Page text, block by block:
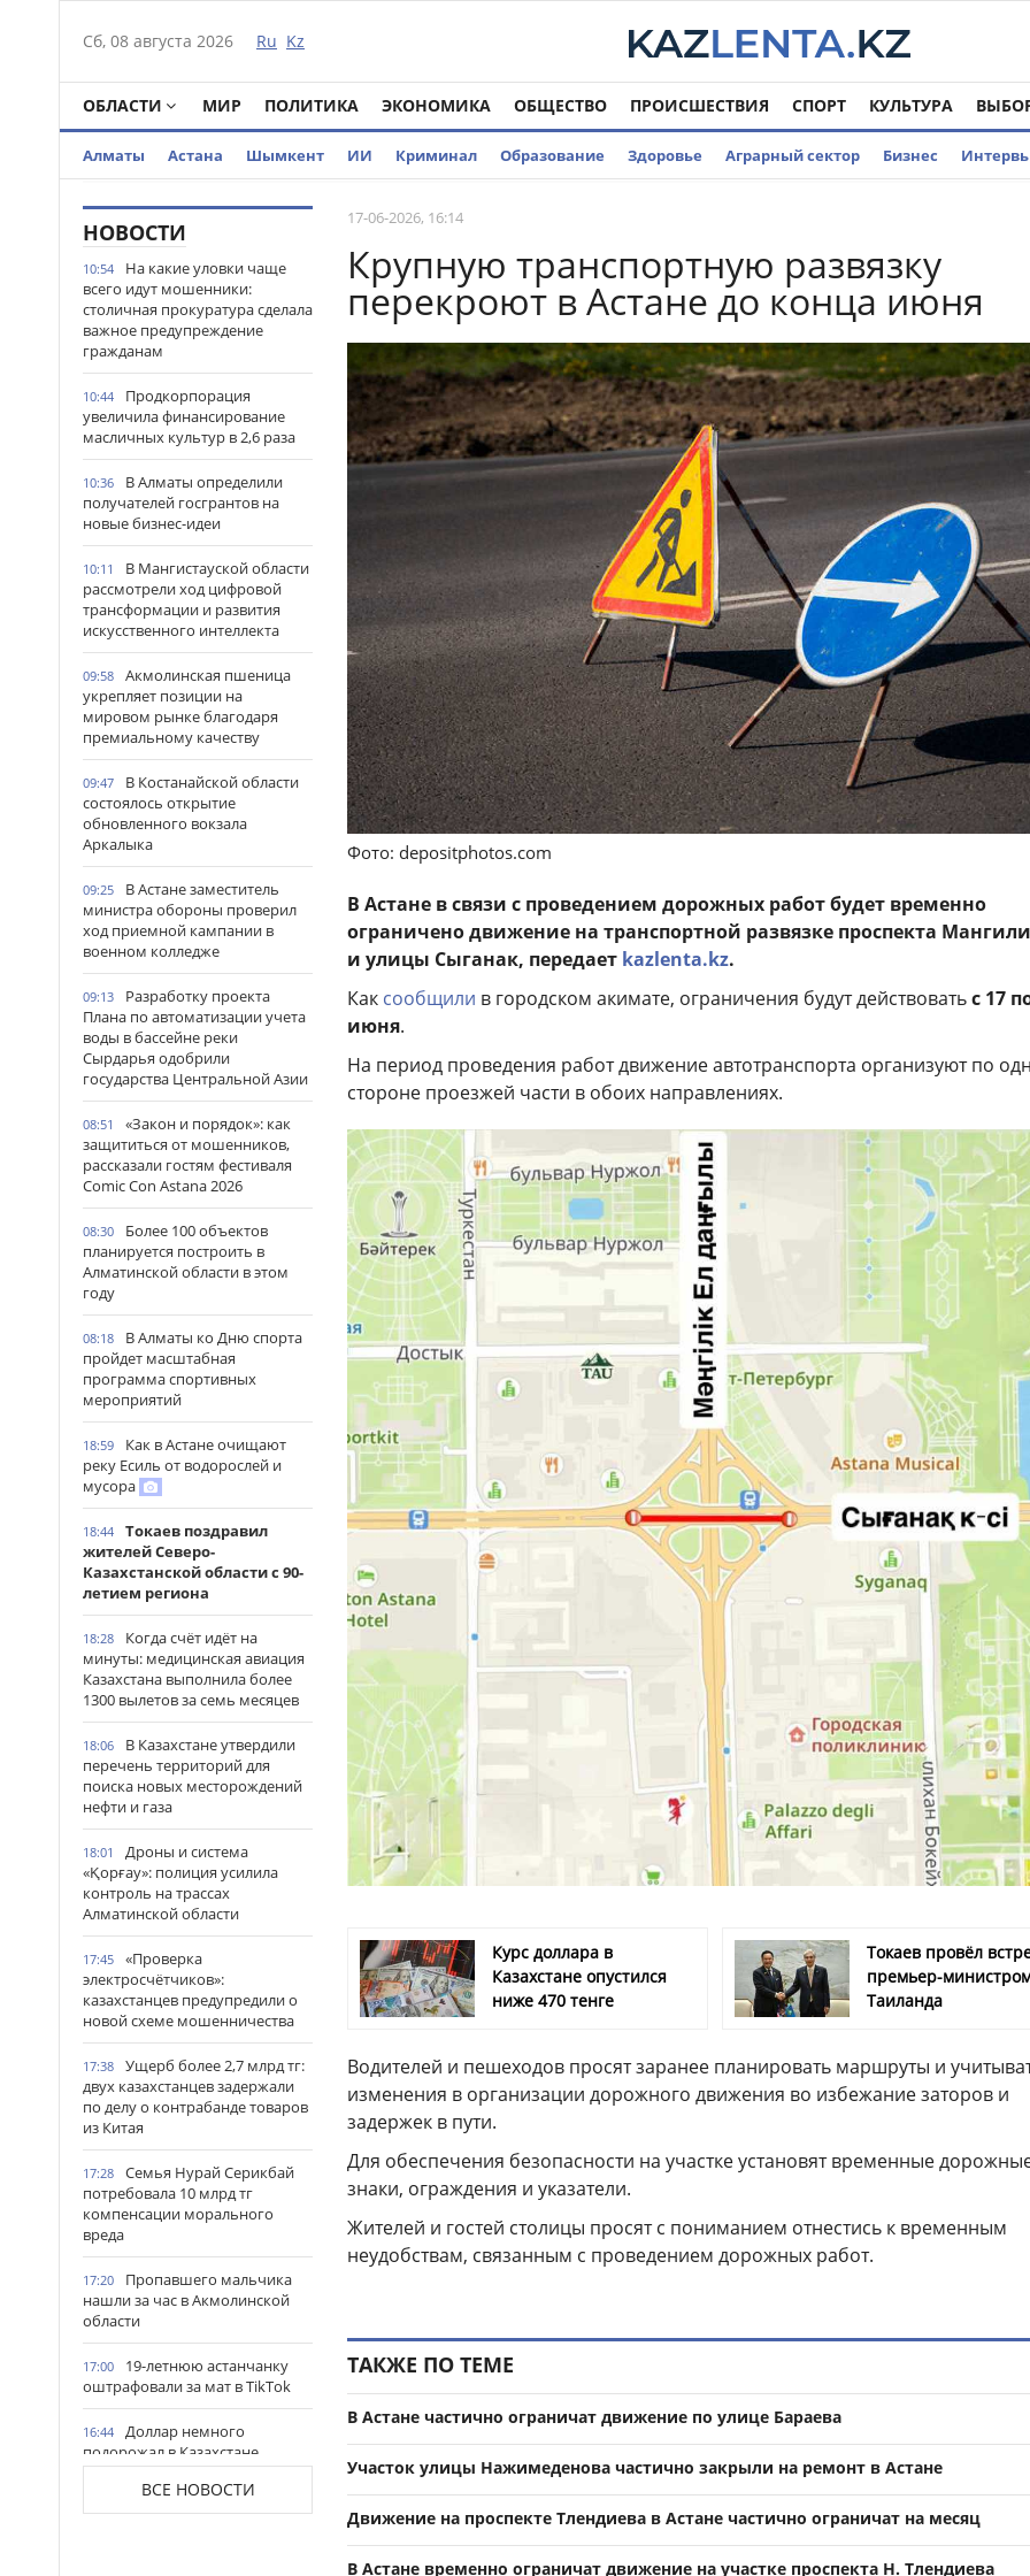
Сб, 08 августа 2026 Ru Kz
ОБЛАСТИ МИР ПОЛИТИКА ЭКОНОМИКА ОБЩЕСТВО ПРОИСШЕСТВИЯ СПОРТ КУЛЬТУРА
Алматы Астана Шымкент ИИ Криминал Образование Здоровье Аграрный сектор Бизнес
НОВОСТИ
10:54
На какие уловки чаще
всего идут мошенники:
столичная прокуратура сделала
важное предупреждение
гражданам
10:44
Продкорпорация
увеличила финансирование
масличных культур в 2,6 раза
10:36
В Алматы определили
получателей госгрантов на
новые бизнес-идеи
10:11
В Мангистауской области
рассмотрели ход цифровой
трансформации и развития
искусственного интеллекта
09:58
Акмолинская пшеница
укрепляет позиции на
мировом рынке благодаря
премиальному качеству
09:47
В Костанайской области
состоялось открытие
обновленного вокзала
Аркалыка
09:25
В Астане заместитель
министра обороны проверил
ход приемной кампании в
военном колледже
09:13
Разработку проекта
Плана по автоматизации учета
воды в бассейне реки
Сырдарья одобрили
государства Центральной Азии
08:51
«Закон и порядок»: как
защититься от мошенников,
рассказали гостям фестиваля
Comic Con Astana 2026
08:30
Более 100 объектов
планируется построить в
Алматинской области в этом
году
08:18
В Алматы ко Дню спорта
пройдет масштабная
программа спортивных
мероприятий
18:59
Как в Астане очищают
реку Есиль от водорослей и
мусора
18:44
Токаев поздравил
жителей Северо-
Казахстанской области с 90-
летием региона
18:28
Когда счёт идёт на
минуты: медицинская авиация
Казахстана выполнила более
1300 вылетов за семь месяцев
18:06
В Казахстане утвердили
перечень территорий для
поиска новых месторождений
нефти и газа
18:01
Дроны и система
«Қорғау»: полиция усилила
контроль на трассах
Алматинской области
17:45
«Проверка
электросчётчиков»:
казахстанцев предупредили о
новой схеме мошенничества
17:38
Ущерб более 2,7 млрд тг:
двух казахстанцев задержали
по делу о контрабанде товаров
из Китая
17:28
Семья Нурай Серикбай
потребовала 10 млрд тг
компенсации морального
вреда
17:20
Пропавшего мальчика
нашли за час в Акмолинской
области
17:00
19-летнюю астанчанку
оштрафовали за мат в TikTok
16:44
Доллар немного
подорожал в Казахстане
Строителей Алматы
поздравили с
ВСЕ НОВОСТИ
17-06-2026, 16:14
Крупную транспортную развязку
перекроют в Астане до конца июня
Фото: depositphotos.com
В Астане в связи с проведением дорожных работ будет временно
ограничено движение на транспортной развязке проспекта
и улицы Сыганак, передает kazlenta.kz.
Как сообщили в городском акимате, ограничения будут действоватьс 17
июня.
На период проведения работ движение автотранспорта организуют по
стороне проезжей части в обоих направлениях.
Курс доллара в
Казахстане опустился
ниже 470 тенге
Токаев провёл
премьер-
Таиланда
Водителей и пешеходов просят заранее планировать маршруты и
изменения в организации дорожного движения во избежание заторов и
задержек в пути.
Для обеспечения безопасности на участке установят временные
знаки, ограждения и указатели.
Жителей и гостей столицы просят с пониманием отнестись к временным
неудобствам, связанным с проведением дорожных работ.
ТАКЖЕ ПО ТЕМЕ
В Астане частично ограничат движение по улице Бараева
Участок улицы Нажимеденова частично закрыли на ремонт в Астане
Движение на проспекте Тлендиева в Астане частично ограничат на месяц
В Астане временно ограничат движение на участке проспекта Н. Тлендиева